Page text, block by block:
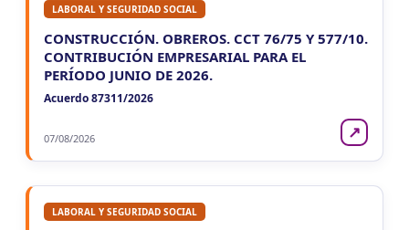
LABORAL Y SEGURIDAD SOCIAL
CONSTRUCCIÓN. OBREROS. CCT 76/75 Y 577/10.
CONTRIBUCIÓN EMPRESARIAL PARA EL
PERÍODO JUNIO DE 2026.
Acuerdo 87311/2026
07/08/2026 ↗
LABORAL Y SEGURIDAD SOCIAL